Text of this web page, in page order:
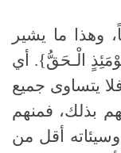
وهذا ما يشير
الْـحَقُّ}. أي
يتساوى جميع
بذلك، فمنهم
أقل من